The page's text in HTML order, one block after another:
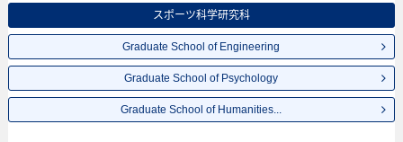
スポーツ科学研究科
Graduate School of Engineering
Graduate School of Psychology
Graduate School of Humanities...